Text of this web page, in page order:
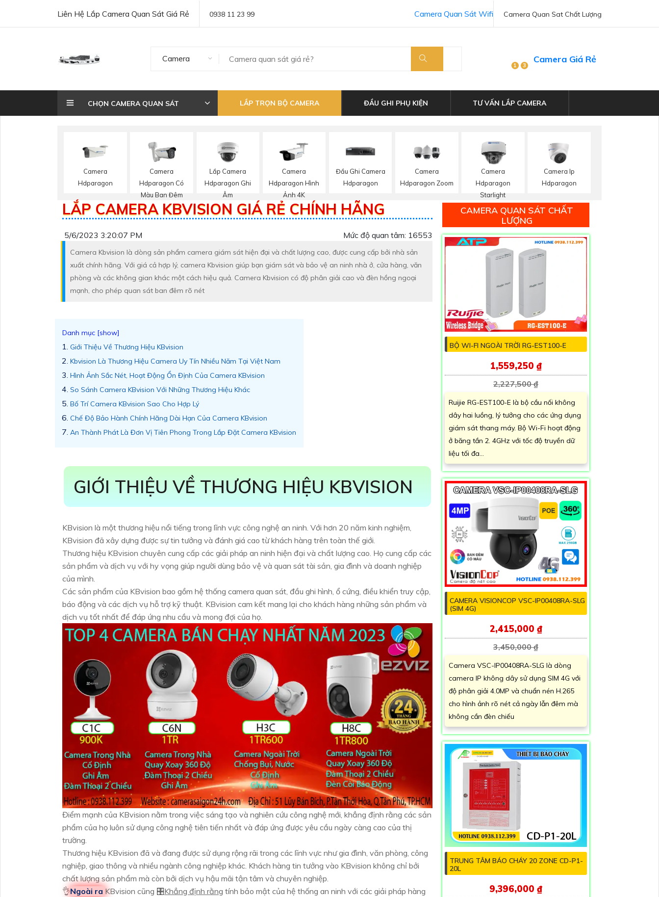
Liên Hệ Lắp Camera Quan Sát Giá Rẻ 0938 11 23 99 Camera Quan Sat Chất Lượng
Camera Quan Sát Wifi
Camera
1 3
Camera Giá Rẻ
CHỌN CAMERA QUAN SÁT LẮP TRỌN BỘ CAMERA ĐẦU GHI PHỤ KIỆN TƯ VẤN LẮP CAMERA
Camera
Hdparagon
Camera
Hdparagon Có
Màu Ban Đêm
Lắp Camera
Hdparagon Ghi
Âm
Camera
Hdparagon Hình
Ảnh 4K
Đầu Ghi Camera
Hdparagon
Camera
Hdparagon Zoom
Camera
Hdparagon
Starlight
Camera Ip
Hdparagon
LẮP CAMERA KBVISION GIÁ RẺ CHÍNH HÃNG
5/6/2023 3:20:07 PM Mức độ quan tâm: 16553
Camera Kbvision là dòng sản phẩm camera giám sát hiện đại và chất lượng cao, được cung cấp bởi nhà sản
xuất chính hãng. Với giá cả hợp lý, camera Kbvision giúp bạn giám sát và bảo vệ an ninh nhà ở, cửa hàng, văn
phòng và các không gian khác một cách hiệu quả. Camera Kbvision có độ phân giải cao và đèn hồng ngoại
mạnh, cho phép quan sát ban đêm rõ nét
Giới Thiệu Về Thương Hiệu KBvision
Kbvision Là Thương Hiệu Camera Uy Tín Nhiều Năm Tại Việt Nam
Hình Ảnh Sắc Nét, Hoạt Động Ổn Định Của Camera KBvision
So Sánh Camera KBvision Với Những Thương Hiệu Khác
Bố Trí Camera KBvision Sao Cho Hợp Lý
Chế Độ Bảo Hành Chính Hãng Dài Hạn Của Camera KBvision
An Thành Phát Là Đơn Vị Tiên Phong Trong Lắp Đặt Camera KBvision
GIỚI THIỆU VỀ THƯƠNG HIỆU KBVISION
KBvision là một thương hiệu nổi tiếng trong lĩnh vực công nghệ an ninh. Với hơn 20 năm kinh nghiệm,
KBvision đã xây dựng được sự tin tưởng và đánh giá cao từ khách hàng trên toàn thế giới.
Thương hiệu KBvision chuyên cung cấp các giải pháp an ninh hiện đại và chất lượng cao. Họ cung cấp các
sản phẩm và dịch vụ với hy vọng giúp người dùng bảo vệ và quan sát tài sản, gia đình và doanh nghiệp
của mình.
Các sản phẩm của KBvision bao gồm hệ thống camera quan sát, đầu ghi hình, ổ cứng, điều khiển truy cập,
báo động và các dịch vụ hỗ trợ kỹ thuật. KBvision cam kết mang lại cho khách hàng những sản phẩm và
dịch vụ tốt nhất để đáp ứng nhu cầu và mong đợi của họ.
Điểm mạnh của KBvision nằm trong việc sáng tạo và nghiên cứu công nghệ mới, khẳng định rằng các sản
phẩm của họ luôn sử dụng công nghệ tiên tiến nhất và đáp ứng được yêu cầu ngày càng cao của thị
trường.
Thương hiệu KBvision đã và đang được sử dụng rộng rãi trong các lĩnh vực như gia đình, văn phòng, công
nghiệp, giao thông và nhiều ngành công nghiệp khác. Khách hàng tin tưởng vào KBvision không chỉ bởi
chất lượng sản phẩm mà còn bởi dịch vụ hậu mãi tận tâm và chuyên nghiệp.
👌Ngoài ra KBvision cũng 🎛Khẳng định rằng tính bảo mật của hệ thống an ninh với các giải pháp hàng
CAMERA QUAN SÁT CHẤT
LƯỢNG
BỘ WI-FI NGOÀI TRỜI RG-EST100-E
1,559,250 ₫
2,227,500 ₫
Ruijie RG-EST100-E là bộ cầu nối không
dây hai luồng, lý tưởng cho các ứng dụng
giám sát thang máy. Bộ Wi-Fi hoạt động
ở băng tần 2. 4GHz với tốc độ truyền dữ
liệu tối đa...
CAMERA VISIONCOP VSC-IP00408RA-SLG
(SIM 4G)
2,415,000 ₫
3,450,000 ₫
Camera VSC-IP00408RA-SLG là dòng
camera IP không dây sử dụng SIM 4G với
độ phân giải 4.0MP và chuẩn nén H.265
cho hình ảnh rõ nét cả ngày lẫn đêm mà
không cần đèn chiếu
TRUNG TÂM BÁO CHÁY 20 ZONE CD-P1-
20L
9,396,000 ₫